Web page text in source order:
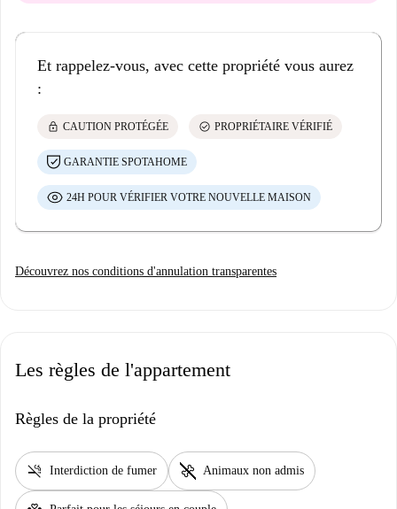
Et rappelez-vous, avec cette propriété vous aurez
:
lock CAUTION PROTÉGÉE check_circle PROPRIÉTAIRE VÉRIFIÉ
GARANTIE SPOTAHOME
24H POUR VÉRIFIER VOTRE NOUVELLE MAISON
Découvrez nos conditions d'annulation transparentes
Les règles de l'appartement
Règles de la propriété
smoke_free Interdiction de fumer pet_supplies Animaux non admis